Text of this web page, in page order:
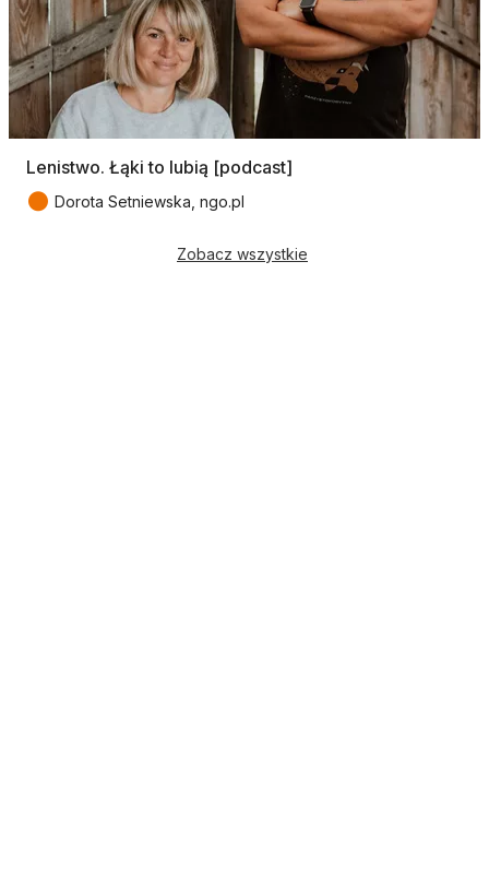
Lenistwo. Łąki to lubią [podcast]
● Dorota Setniewska, ngo.pl
Zobacz wszystkie